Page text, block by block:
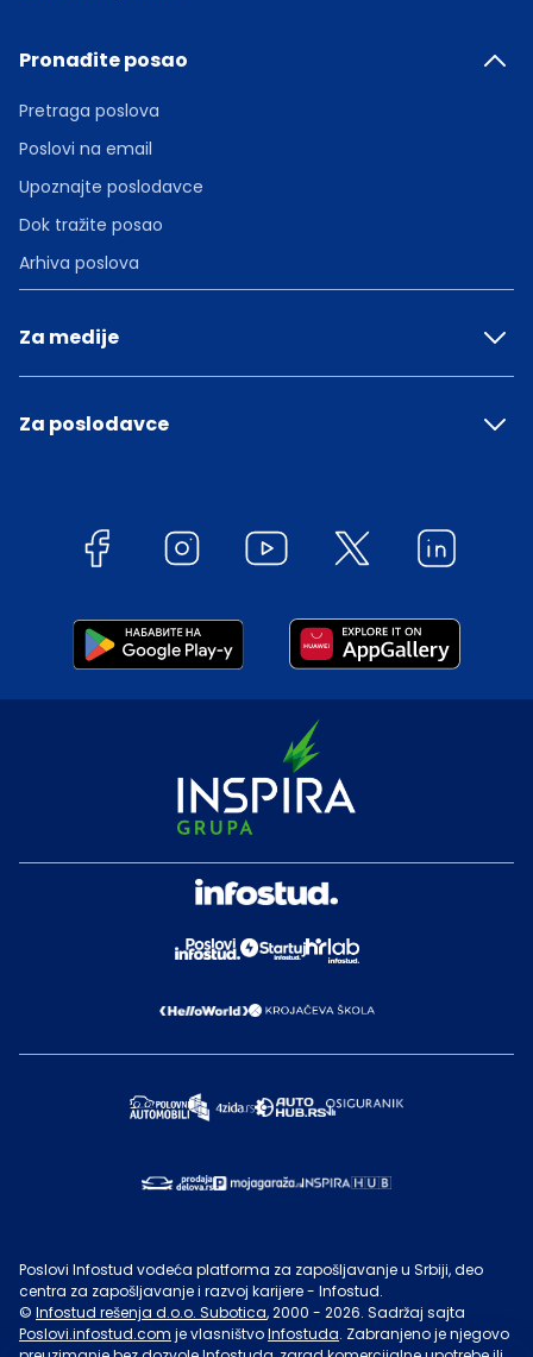
Pronađite posao
Pretraga poslova
Poslovi na email
Upoznajte poslodavce
Dok tražite posao
Arhiva poslova
Za medije
Za poslodavce
Poslovi Infostud vodeća platforma za zapošljavanje u Srbiji, deo
centra za zapošljavanje i razvoj karijere - Infostud.
© Infostud rešenja d.o.o. Subotica, 2000 - 2026. Sadržaj sajta
Poslovi.infostud.com je vlasništvoInfostuda. Zabranjeno je njegovo